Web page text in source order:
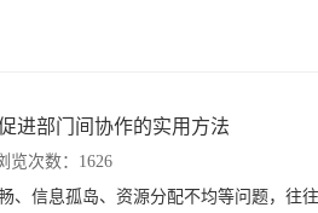
进部门间协作的实用方法
览次数：1626
、信息孤岛、资源分配不均等问题，往